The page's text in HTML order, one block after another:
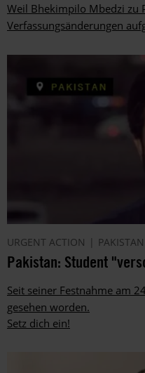
Weil Bhekimpilo Mbedzi zu
Verfassungsänderungen
URGENT ACTION PAKISTAN
Pakistan: Student
Seit seiner Festnahme am
gesehen worden.
Setz dich ein!